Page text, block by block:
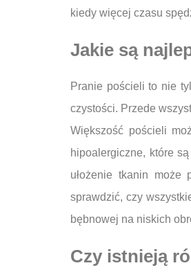
kiedy więcej czasu
Jakie są
Pranie pościeli to nie
czystości. Przede
Większość pościeli
hipoalergiczne, które
ułożenie tkanin może
sprawdzić, czy
bębnowej na niskich
Czy istnieją